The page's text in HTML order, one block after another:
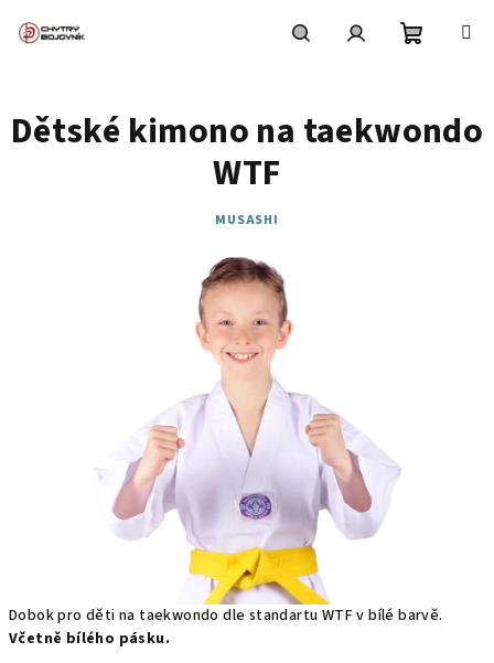
košík
Dobok pro děti na taekwondo dle standartu WTF v bílé barvě.
Včetně bílého pásku.
Dětské kimono na taekwondo
WTF
MUSASHI